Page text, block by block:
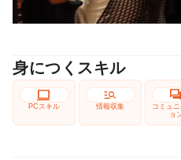
身につくスキル
computer
PCスキル
manage_search
情報収集
forum
コミュ
ョ